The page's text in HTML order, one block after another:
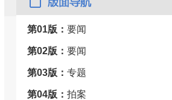
第01版： 要闻
第02版： 要闻
第03版： 专题
第04版： 拍案